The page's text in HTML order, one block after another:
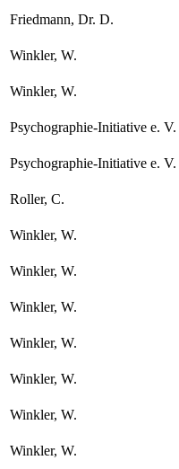
Friedmann, Dr. D.
Winkler, W.
Winkler, W.
Psychographie-Initiative e. V.
Psychographie-Initiative e. V.
Roller, C.
Winkler, W.
Winkler, W.
Winkler, W.
Winkler, W.
Winkler, W.
Winkler, W.
Winkler, W.